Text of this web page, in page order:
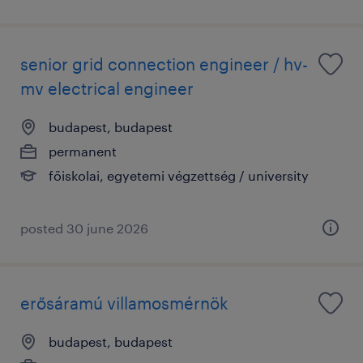
senior grid connection engineer / hv-
mv electrical engineer
budapest, budapest
permanent
főiskolai, egyetemi végzettség / university
posted 30 june 2026
erősáramú villamosmérnök
budapest, budapest